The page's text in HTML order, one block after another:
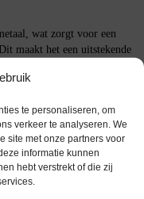
te personaliseren, om
verkeer te analyseren. We
site met onze partners voor
informatie kunnen
hebt verstrekt of die zij
wat zorgt voor een
maakt het een uitstekende
een eenvoudige maar
maakt de schakelaar
is voor toepassingen
De schakelaar